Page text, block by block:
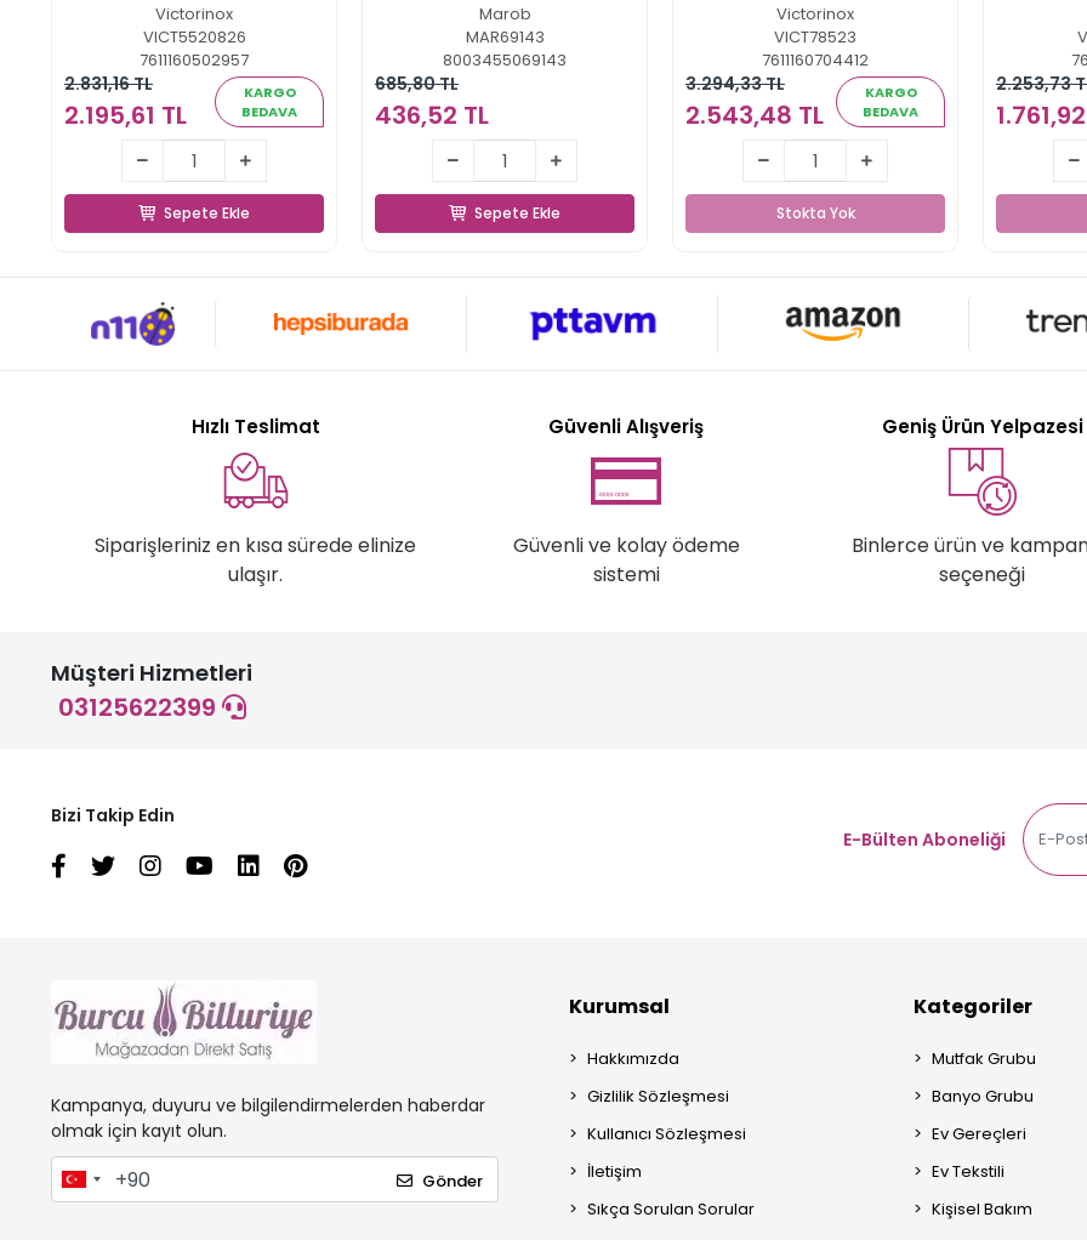
Victorinox
VICT5520826
7611160502957
2.831,16 TL
2.195,61 TL
KARGO
BEDAVA
2.195,61 TL
Sepete Ekle
Sepete Ekle
Marob
MAR69143
8003455069143
685,80 TL
436,52 TL
436,52 TL
Sepete Ekle
Sepete Ekle
Victorinox
VICT78523
7611160704412
3.294,33 TL
2.543,48 TL
KARGO
BEDAVA
2.543,48 TL
Stokta Yok
Stokta Yok
2.253,73
Hızlı Teslimat
Siparişleriniz en kısa sürede elinize
ulaşır.
Güvenli Alışveriş
Güvenli ve kolay ödeme
sistemi
Geniş Ürün Yelpazesi
Binlerce ürün ve
seçeneği
Müşteri Hizmetleri
03125622399
Bizi Takip Edin
E-Bülten Aboneliği
Kampanya, duyuru ve bilgilendirmelerden haberdar
olmak için kayıt olun.
Gönder
Kurumsal
Hakkımızda
Gizlilik Sözleşmesi
Kullanıcı Sözleşmesi
İletişim
Sıkça Sorulan Sorular
Kategoriler
Mutfak Grubu
Banyo Grubu
Ev Gereçleri
Ev Tekstili
Kişisel Bakım